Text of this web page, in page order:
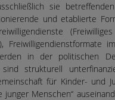
sie
und etablierte
(Freiwilliges
Freiwilligendienstformate
in der politischen
strukturell
für Kinder- und
Menschen“